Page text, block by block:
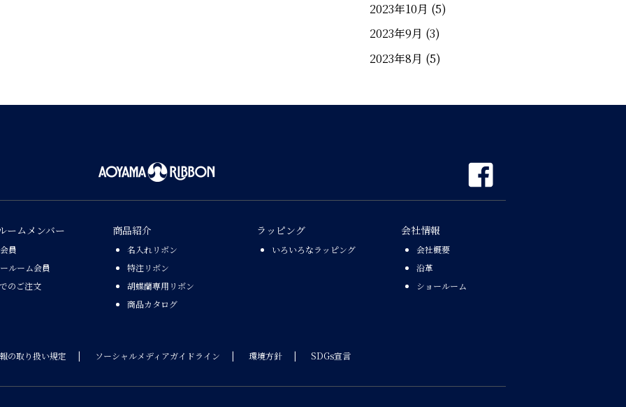
2023年10月 (5)
2023年9月 (3)
2023年8月 (5)
ームメンバー
員
ルーム会員
のご注文
商品紹介
名入れリボン
特注リボン
胡蝶蘭専用リボン
商品カタログ
ラッピング
いろいろなラッピング
会社情報
会社概要
沿革
ショールーム
の取り扱い規定 ソーシャルメディアガイドライン 環境方針 SDGs宣言